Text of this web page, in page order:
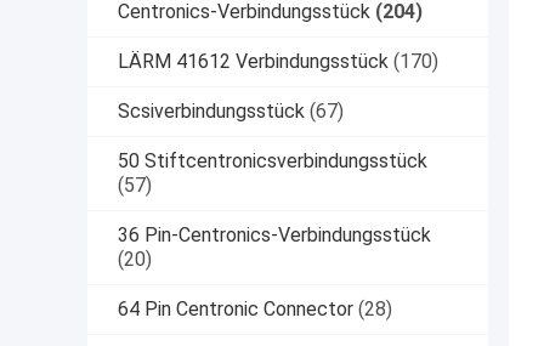
Centronics-Verbindungsstück (204)
LÄRM 41612 Verbindungsstück (170)
Scsiverbindungsstück (67)
50 Stiftcentronicsverbindungsstück
(57)
36 Pin-Centronics-Verbindungsstück
(20)
64 Pin Centronic Connector (28)